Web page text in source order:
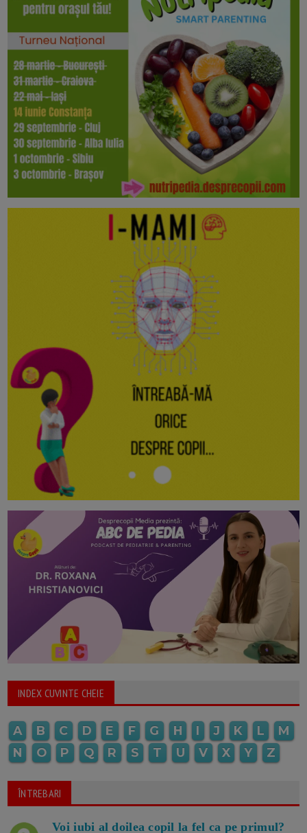
INDEX CUVINTE CHEIE
A B C D E F G H I J K L
M
N
O P Q R S T U V X Y Z
ÎNTREBARI
Voi iubi al doilea copil la fel ca pe primul?